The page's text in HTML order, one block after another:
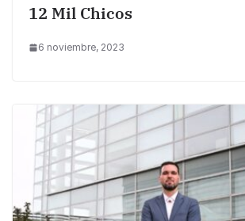
12 Mil Chicos
6 noviembre, 2023